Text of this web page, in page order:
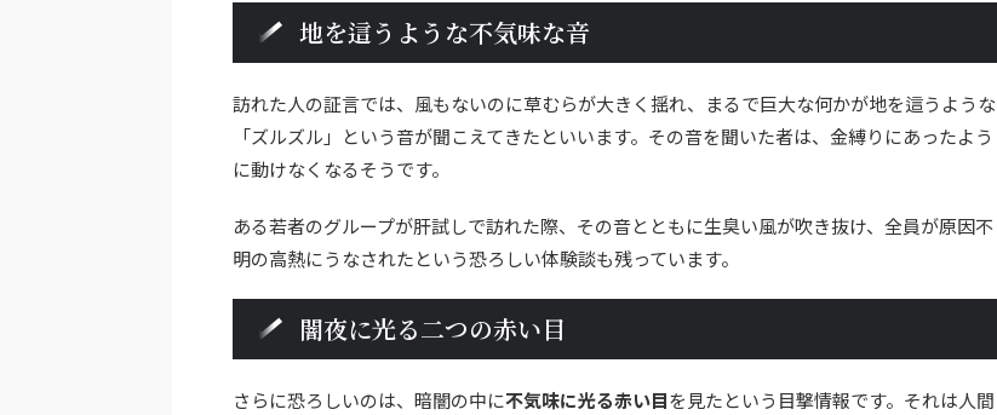
地を這うような不気味な音
訪れた人の証言では、風もないのに草むらが大きく揺れ、まるで巨大な何かが地を這うような
「ズルズル」という音が聞こえてきたといいます。その音を聞いた者は、金縛りにあったよう
に動けなくなるそうです。
ある若者のグループが肝試しで訪れた際、その音とともに生臭い風が吹き抜け、全員が原因不
明の高熱にうなされたという恐ろしい体験談も残っています。
闇夜に光る二つの赤い目
さらに恐ろしいのは、暗闇の中に不気味に光る赤い目を見たという目撃情報です。それは人間